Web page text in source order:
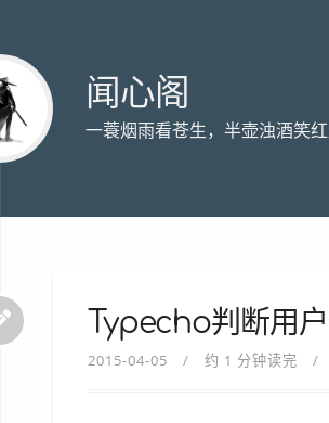
闻心阁
一蓑烟雨看苍生，半壶浊酒笑
Typecho判断用
2015-04-05 约 1 分钟读完